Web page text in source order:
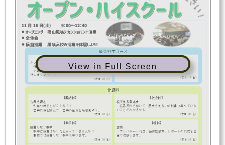
View in Full Screen
11 月 16 日( 土) 9：00～12：40
 オープニング 篠山鳳鳴デカンショバンド演奏
 全体会
 模擬授業 鳳鳴高校の授業を体験しよう！
総合科学コース
普通科
【数学科】
計算しない数学
数学は計算ばかりだと思っていませんか？
高校では計算しない数学も学びます。
<定員 30 名>
【英語科】
高校での英語授業を体験しましょう。
ノート PC（ Chromebook）
<定員 40 名>
【理科】
生物
プレパラート作成 、顕微鏡観察、レポートの作成を各
自で体験します。
<定員 30 名>
【国語科】
ホンノムシ
情報機器を用いて
評論の読解を行います
。
文章をパズルのように 読み解いて、現文マスターを
指しましょう
<定員 30 名>
【社会科】
絵で見る日本史
絵画資料を用いて、歴史を見る。教科書に載っていな
いことがわかるかも ！
<定員 30 名>
【国語科】
古典を読む
千年の時をとびこえる？！
古典作品を読んで
古典の世界を 垣間見 よう
<定員 30 名>